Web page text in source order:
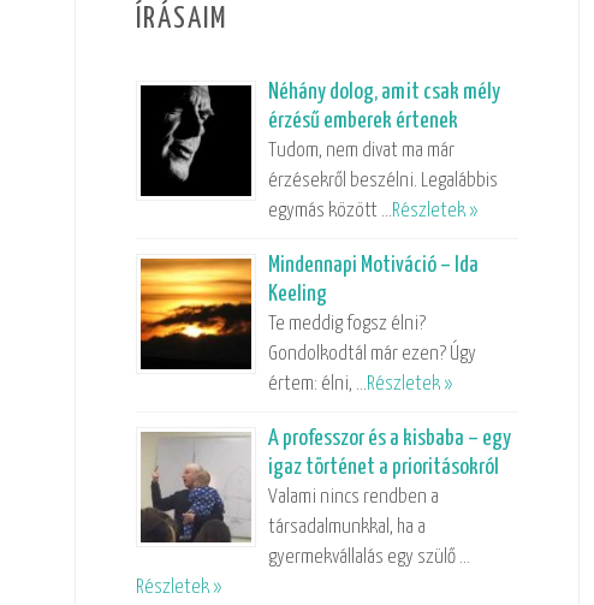
ÍRÁSAIM
Néhány dolog, amit csak mély
érzésű emberek értenek
Tudom, nem divat ma már
érzésekről beszélni. Legalábbis
egymás között …Részletek »
Mindennapi Motiváció – Ida
Keeling
Te meddig fogsz élni?
Gondolkodtál már ezen? Úgy
értem: élni, …Részletek »
A professzor és a kisbaba – egy
igaz történet a prioritásokról
Valami nincs rendben a
társadalmunkkal, ha a
gyermekvállalás egy szülő …
Részletek »